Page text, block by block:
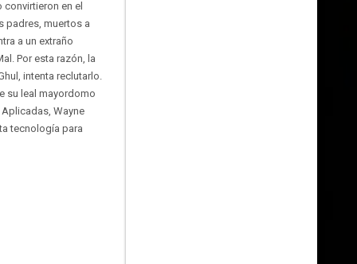
en el
padres, muertos a
a un extraño
Por esta razón, la
intenta reclutarlo.
su leal mayordomo
Wayne
tecnología para